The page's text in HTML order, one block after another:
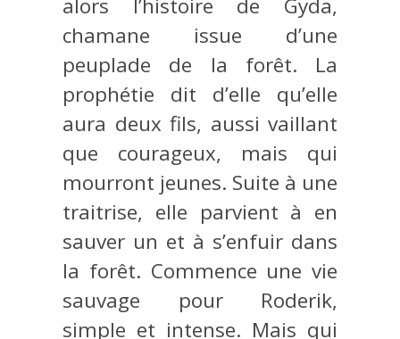
alors l’histoire de Gyda,
chamane issue d’une
peuplade de la forêt. La
prophétie dit d’elle qu’elle
aura deux fils, aussi vaillant
que courageux, mais qui
mourront jeunes. Suite à une
traitrise, elle parvient à en
sauver un et à s’enfuir dans
la forêt. Commence une vie
sauvage pour Roderik,
simple et intense. Mais qui